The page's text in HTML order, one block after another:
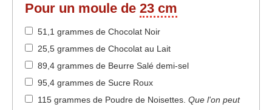
Pour un moule de 23 cm
51,1 grammes de Chocolat Noir
25,5 grammes de Chocolat au Lait
89,4 grammes de Beurre Salé demi-sel
95,4 grammes de Sucre Roux
115 grammes de Poudre de Noisettes. Que l'on peut